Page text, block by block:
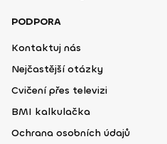
PODPORA
Kontaktuj nás
Nejčastější otázky
Cvičení přes televizi
BMI kalkulačka
Ochrana osobních údajů